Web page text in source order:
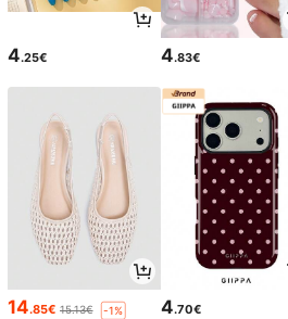
4.25€ 4.83€
14.85€ 15.13€ -1% 4.70€